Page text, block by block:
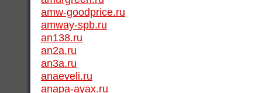
amw-goodprice.ru
amway-spb.ru
an138.ru
an2a.ru
an3a.ru
anaeveli.ru
anapa-ayax.ru